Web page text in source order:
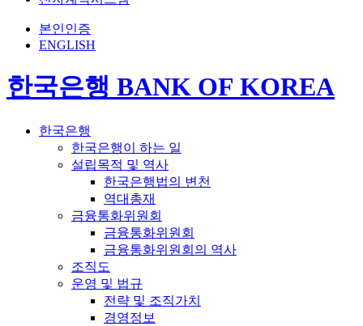
본인인증
ENGLISH
한국은행 BANK OF KOREA
한국은행
한국은행이 하는 일
설립목적 및 역사
한국은행법의 변천
역대총재
금융통화위원회
금융통화위원회
금융통화위원회의 역사
조직도
운영 및 법규
전략 및 조직가치
경영정보